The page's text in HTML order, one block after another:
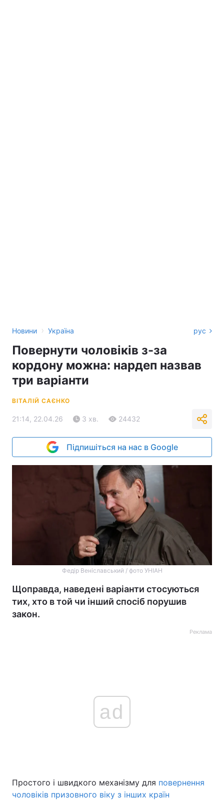
Новини › Україна рус
Повернути чоловіків з-за
кордону можна: нардеп назвав
три варіанти
ВІТАЛІЙ САЄНКО
21:14, 22.04.26 3 хв. 24432
Підпишіться на нас в Google
Федір Веніславський / фото УНІАН
Щоправда, наведені варіанти стосуються
тих, хто в той чи інший спосіб порушив
закон.
Реклама
ad
Простого і швидкого механізму для повернення
чоловіків призовного віку з інших країн